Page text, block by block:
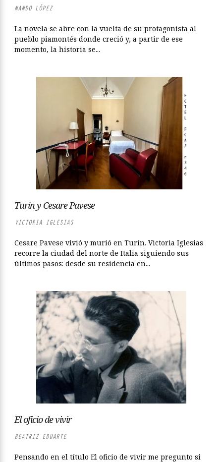
NANDO LÓPEZ
La novela se abre con la vuelta de su protagonista al
pueblo piamontés donde creció y, a partir de ese
momento, la historia se...
Turín y Cesare Pavese
VICTORIA IGLESIAS
Cesare Pavese vivió y murió en Turín. Victoria Iglesias
recorre la ciudad del norte de Italia siguiendo sus
últimos pasos: desde su residencia en...
El oficio de vivir
BEATRIZ EDUARTE
Pensando en el título El oficio de vivir me pregunto si